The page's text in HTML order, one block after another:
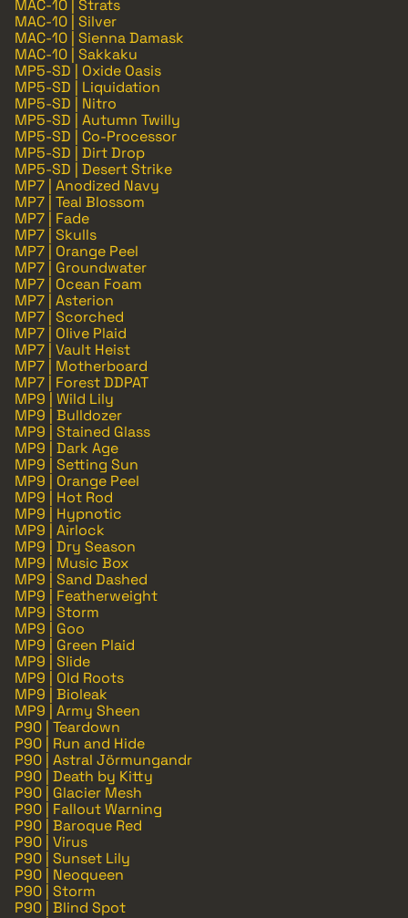
MAC-10 | Strats
MAC-10 | Silver
MAC-10 | Sienna Damask
MAC-10 | Sakkaku
MP5-SD | Oxide Oasis
MP5-SD | Liquidation
MP5-SD | Nitro
MP5-SD | Autumn Twilly
MP5-SD | Co-Processor
MP5-SD | Dirt Drop
MP5-SD | Desert Strike
MP7 | Anodized Navy
MP7 | Teal Blossom
MP7 | Fade
MP7 | Skulls
MP7 | Orange Peel
MP7 | Groundwater
MP7 | Ocean Foam
MP7 | Asterion
MP7 | Scorched
MP7 | Olive Plaid
MP7 | Vault Heist
MP7 | Motherboard
MP7 | Forest DDPAT
MP9 | Wild Lily
MP9 | Bulldozer
MP9 | Stained Glass
MP9 | Dark Age
MP9 | Setting Sun
MP9 | Orange Peel
MP9 | Hot Rod
MP9 | Hypnotic
MP9 | Airlock
MP9 | Dry Season
MP9 | Music Box
MP9 | Sand Dashed
MP9 | Featherweight
MP9 | Storm
MP9 | Goo
MP9 | Green Plaid
MP9 | Slide
MP9 | Old Roots
MP9 | Bioleak
MP9 | Army Sheen
P90 | Teardown
P90 | Run and Hide
P90 | Astral Jörmungandr
P90 | Death by Kitty
P90 | Glacier Mesh
P90 | Fallout Warning
P90 | Baroque Red
P90 | Virus
P90 | Sunset Lily
P90 | Neoqueen
P90 | Storm
P90 | Blind Spot